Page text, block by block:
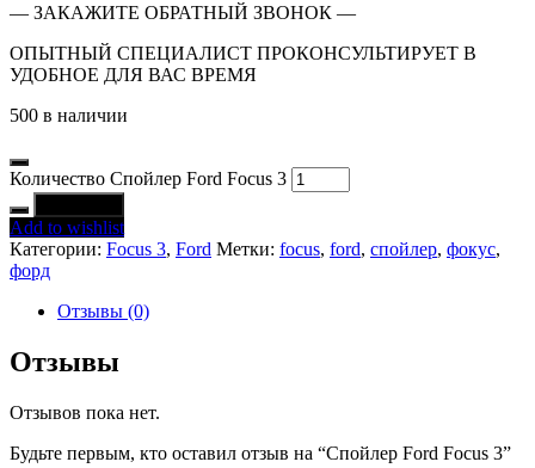
— ЗАКАЖИТЕ ОБРАТНЫЙ ЗВОНОК —
ОПЫТНЫЙ СПЕЦИАЛИСТ ПРОКОНСУЛЬТИРУЕТ В
УДОБНОЕ ДЛЯ ВАС ВРЕМЯ
500 в наличии
Количество Спойлер Ford Focus 3
Add to wishlist
Категории: Focus 3, Ford Метки: focus, ford, спойлер, фокус,
форд
Отзывы (0)
Отзывы
Отзывов пока нет.
Будьте первым, кто оставил отзыв на “Спойлер Ford Focus 3”